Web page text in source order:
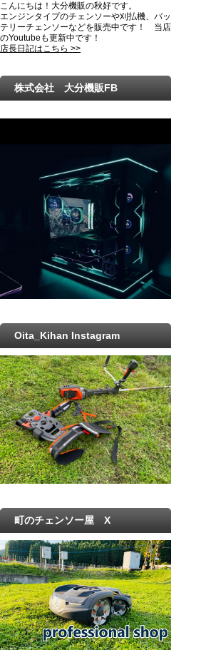
こんにちは！大分機販の秋好です。
エンジンタイプのチェンソーや刈払機、バッ
テリーチェンソーなどを販売中です！ 当店
のYoutubeも更新中です！
店長日記はこちら >>
株式会社 大分機販FB
Oita_Kihan Instagram
町のチェンソー屋 X